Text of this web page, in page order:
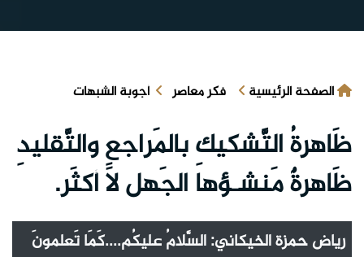
الصفحة الرئيسية فكر معاصر أجوبة الشبهات
ظَاهرةُ التَّشكيكِ بالمَراجعِ والتَّقليدِ
ظَاهرةٌ مَنشـؤها الجَهل لَا أكثَر.
رياض حمزة الخيكاني: السَّلامُ عليكُم....كَمَا تَعلمونَ